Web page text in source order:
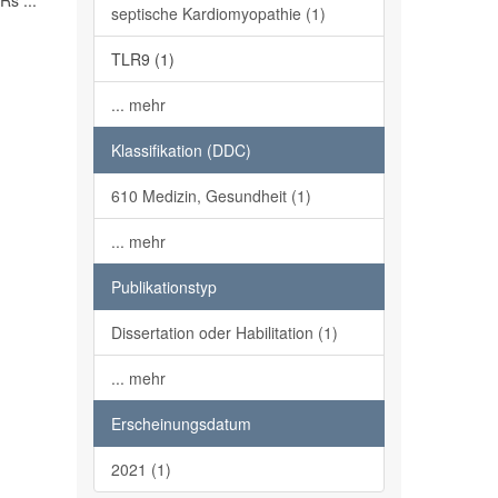
septische Kardiomyopathie (1)
TLR9 (1)
... mehr
Klassifikation (DDC)
610 Medizin, Gesundheit (1)
... mehr
Publikationstyp
Dissertation oder Habilitation (1)
... mehr
Erscheinungsdatum
2021 (1)